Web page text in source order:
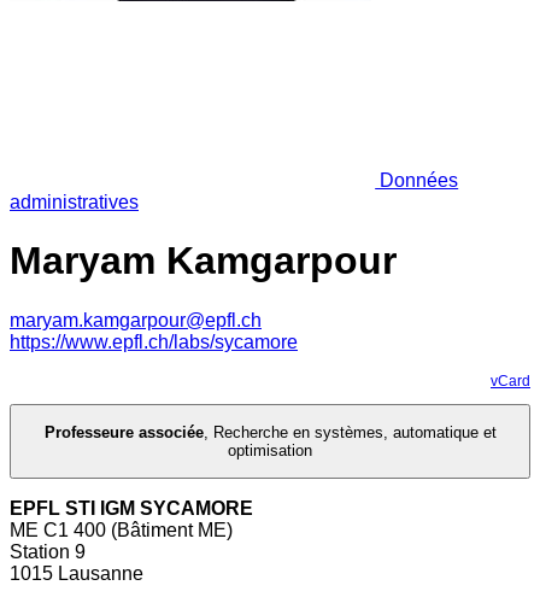
Données
administratives
Maryam Kamgarpour
maryam.kamgarpour@epfl.ch
https://www.epfl.ch/labs/sycamore
vCard
Professeure associée, Recherche en systèmes, automatique et
optimisation
EPFL STI IGM SYCAMORE
ME C1 400 (Bâtiment ME)
Station 9
1015 Lausanne